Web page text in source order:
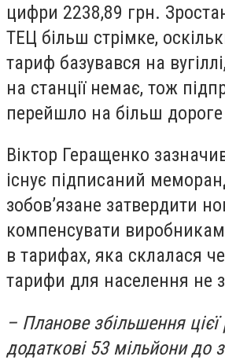
цифри 2238,89 грн.
ТЕЦ більш стрімке,
тариф базувався на
на станції немає, тож
перейшло на більш
Віктор Геращенко
існує підписаний
зобов’язане затвердити
компенсувати
в тарифах, яка склалася
тарифи для населення не
– Планове збільшення цієї
додаткові 53 мільйони до